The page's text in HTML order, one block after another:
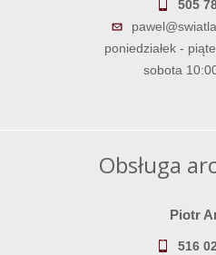
505
poniedziałek -
sobota
Obsługa
Piotr
516